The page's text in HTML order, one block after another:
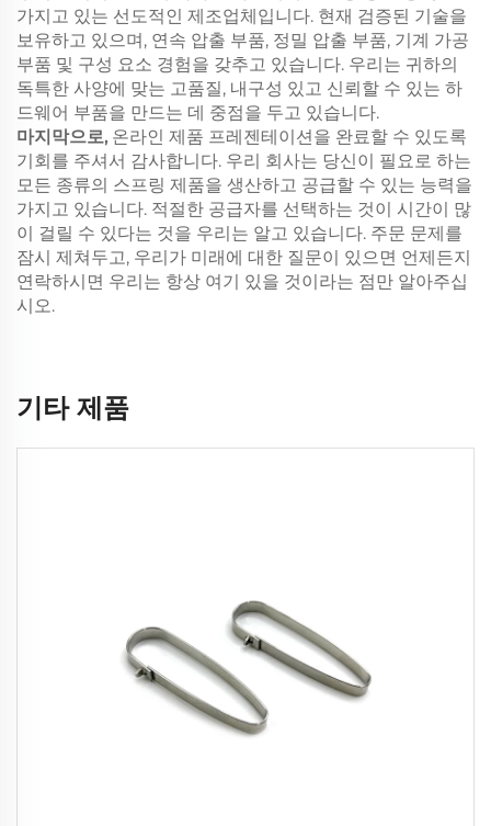
가지고 있는 선도적인 제조업체입니다. 현재 검증된 기술을
보유하고 있으며, 연속 압출 부품, 정밀 압출 부품, 기계 가공
부품 및 구성 요소 경험을 갖추고 있습니다. 우리는 귀하의
독특한 사양에 맞는 고품질, 내구성 있고 신뢰할 수 있는 하
드웨어 부품을 만드는 데 중점을 두고 있습니다.
마지막으로, 온라인 제품 프레젠테이션을 완료할 수 있도록
기회를 주셔서 감사합니다. 우리 회사는 당신이 필요로 하는
모든 종류의 스프링 제품을 생산하고 공급할 수 있는 능력을
가지고 있습니다. 적절한 공급자를 선택하는 것이 시간이 많
이 걸릴 수 있다는 것을 우리는 알고 있습니다. 주문 문제를
잠시 제쳐두고, 우리가 미래에 대한 질문이 있으면 언제든지
연락하시면 우리는 항상 여기 있을 것이라는 점만 알아주십
시오.
기타 제품